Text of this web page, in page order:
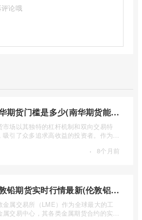
论哦
南华期货门槛是多少(南华期货能做国际期货吗)
市场以其独特的杠杆机制和双向交易特
吸引了众多追求高收益的投资者。作为中
· 8个月前
伦敦铅期货实时行情最新(伦敦铝锡期货实时行情)
金属交易所（LME）作为全球最大的工
属交易中心，其各类金属期货合约的实时